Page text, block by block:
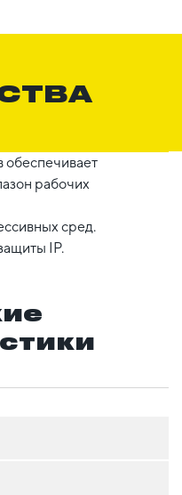
обеспечивает
рабочих
сред.
IP.